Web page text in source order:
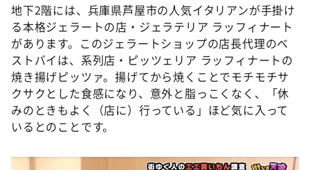
地下2階には、兵庫県芦屋市の人気イタリアンが手掛け
る本格ジェラートの店・ジェラテリア ラッフィナート
があります。このジェラートショップの店長代理のベ
ストバイは、系列店・ピッツェリア ラッフィナートの
焼き揚げピッツァ。揚げてから焼くことでモチモチサ
クサクとした食感になり、意外と脂っこくなく、「休
みのときもよく（店に）行っている」ほど気に入って
いるとのことです。